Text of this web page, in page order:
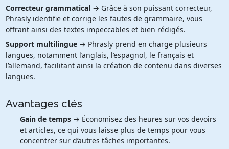
Correcteur grammatical→ Grâce à son puissant correcteur,
Phrasly identifie et corrige les fautes de grammaire, vous
offrant ainsi des textes impeccables et bien rédigés.
Support multilingue→ Phrasly prend en charge plusieurs
langues, notamment l’anglais, l’espagnol, le français et
l’allemand, facilitant ainsi la création de contenu dans diverses
langues.
Avantages clés
Gain de temps→ Économisez des heures sur vos devoirs
et articles, ce qui vous laisse plus de temps pour vous
concentrer sur d’autres tâches importantes.